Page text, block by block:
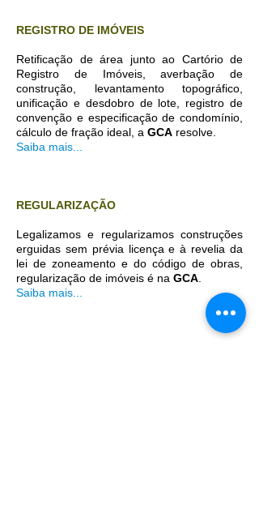
REGISTRO DE IMÓVEIS
Retificação de área junto ao Cartório de
Registro de Imóveis, averbação de
construção, levantamento topográfico,
unificação e desdobro de lote, registro de
convenção e especificação de condomínio,
cálculo de fração ideal, a GCA resolve.
Saiba mais...
REGULARIZAÇÃO
Legalizamos e regularizamos construções
erguidas sem prévia licença e à revelia da
lei de zoneamento e do código de obras,
regularização de imóveis é na GCA
Saiba mais...